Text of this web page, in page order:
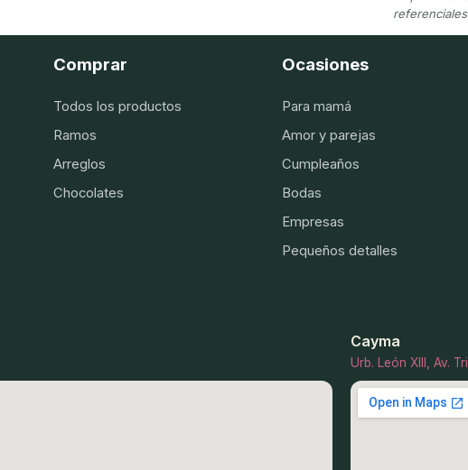
Comprar
Todos los productos
Ramos
Arreglos
Chocolates
Ocasiones
Para mamá
Amor y parejas
Cumpleaños
Bodas
Empresas
Pequeños detalles
Cayma
Urb. León XIII, Av.